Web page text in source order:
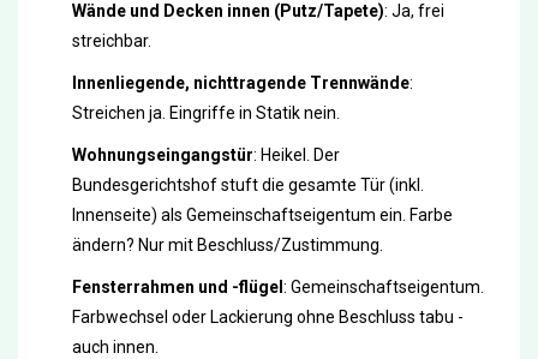
Wände und Decken innen (Putz/Tapete): Ja, frei
streichbar.
Innenliegende, nichttragende Trennwände:
Streichen ja. Eingriffe in Statik nein.
Wohnungseingangstür: Heikel. Der
Bundesgerichtshof stuft die gesamte Tür (inkl.
Innenseite) als Gemeinschaftseigentum ein. Farbe
ändern? Nur mit Beschluss/Zustimmung.
Fensterrahmen und -flügel : Gemeinschaftseigentum.
Farbwechsel oder Lackierung ohne Beschluss tabu -
auch innen.